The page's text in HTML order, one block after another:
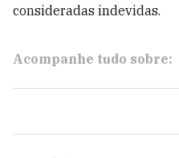
consideradas indevidas.
Acompanhe tudo sobre: